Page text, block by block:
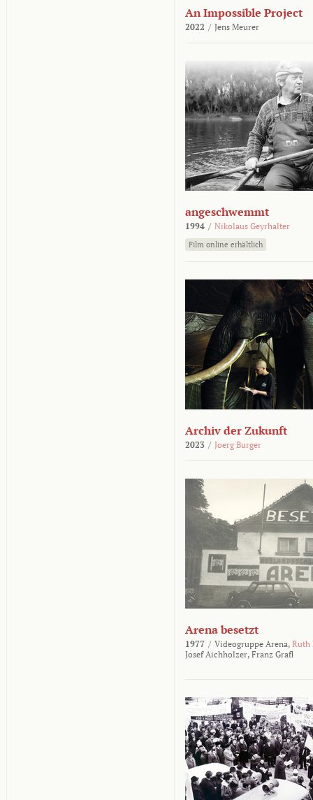
An Impossible Project
2022 / Jens Meurer
angeschwemmt
1994 / Nikolaus Geyrhalter
Film online erhältlich
Archiv der Zukunft
2023 / Joerg Burger
Arena besetzt
1977 / Videogruppe Arena, Ruth
Josef Aichholzer, Franz Grafl